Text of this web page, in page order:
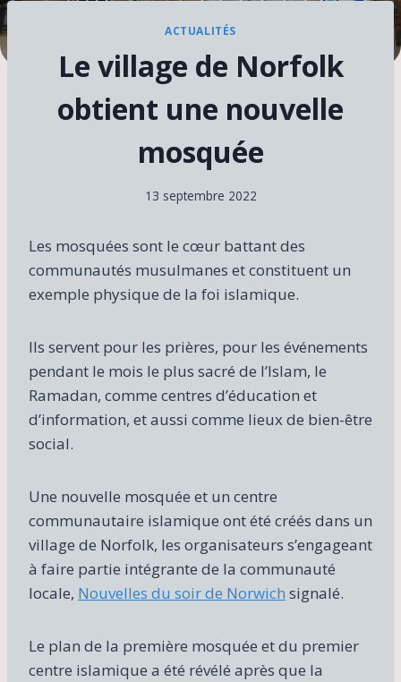
ACTUALITÉS
Le village de Norfolk
obtient une nouvelle
mosquée
13 septembre 2022
Les mosquées sont le cœur battant des
communautés musulmanes et constituent un
exemple physique de la foi islamique.
Ils servent pour les prières, pour les événements
pendant le mois le plus sacré de l’Islam, le
Ramadan, comme centres d’éducation et
d’information, et aussi comme lieux de bien-être
social.
Une nouvelle mosquée et un centre
communautaire islamique ont été créés dans un
village de Norfolk, les organisateurs s’engageant
à faire partie intégrante de la communauté
locale, Nouvelles du soir de Norwich signalé.
Le plan de la première mosquée et du premier
centre islamique a été révélé après que la